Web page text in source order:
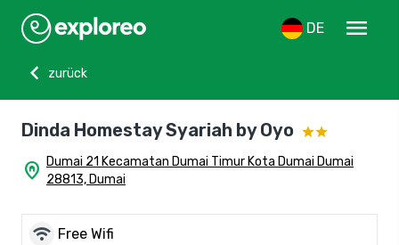
DE
menu
chevron_left
zurück
Dinda Homestay Syariah by Oyo
home_pin Dumai 21 Kecamatan Dumai Timur Kota Dumai Dumai
28813, Dumai
wifi Free Wifi